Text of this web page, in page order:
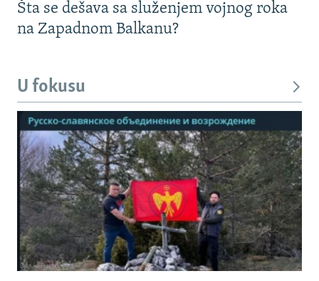
Šta se dešava sa služenjem vojnog roka
na Zapadnom Balkanu?
U fokusu